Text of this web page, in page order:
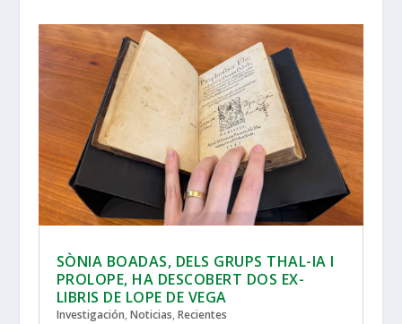
SÒNIA BOADAS, DELS GRUPS THAL-IA I
PROLOPE, HA DESCOBERT DOS EX-
LIBRIS DE LOPE DE VEGA
Investigación, Noticias, Recientes